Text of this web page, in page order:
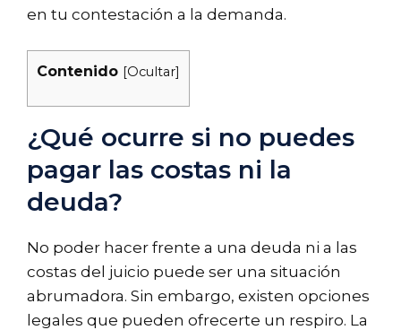
en tu contestación a la demanda.
Contenido [Ocultar]
¿Qué ocurre si no puedes
pagar las costas ni la
deuda?
No poder hacer frente a una deuda ni a las
costas del juicio puede ser una situación
abrumadora. Sin embargo, existen opciones
legales que pueden ofrecerte un respiro. La